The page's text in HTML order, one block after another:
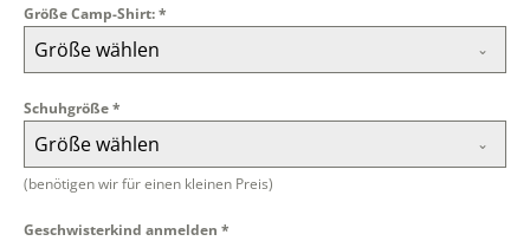
Größe Camp-Shirt:*
Größe wählen
Schuhgröße*
Größe wählen
(benötigen wir für einen kleinen Preis)
Geschwisterkind anmelden *